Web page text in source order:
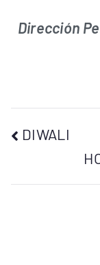
Dirección
DIWALI